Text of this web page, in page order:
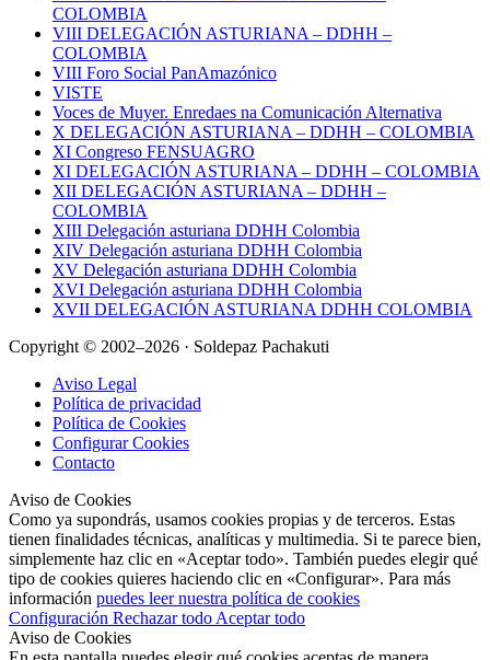
COLOMBIA
VIII DELEGACIÓN ASTURIANA – DDHH –
COLOMBIA
VIII Foro Social PanAmazónico
VISTE
Voces de Muyer. Enredaes na Comunicación Alternativa
X DELEGACIÓN ASTURIANA – DDHH – COLOMBIA
XI Congreso FENSUAGRO
XI DELEGACIÓN ASTURIANA – DDHH – COLOMBIA
XII DELEGACIÓN ASTURIANA – DDHH –
COLOMBIA
XIII Delegación asturiana DDHH Colombia
XIV Delegación asturiana DDHH Colombia
XV Delegación asturiana DDHH Colombia
XVI Delegación asturiana DDHH Colombia
XVII DELEGACIÓN ASTURIANA DDHH COLOMBIA
Copyright © 2002–2026 · Soldepaz Pachakuti
Aviso Legal
Política de privacidad
Política de Cookies
Configurar Cookies
Contacto
Aviso de Cookies
Como ya supondrás, usamos cookies propias y de terceros. Estas
tienen finalidades técnicas, analíticas y multimedia. Si te parece bien,
simplemente haz clic en «Aceptar todo». También puedes elegir qué
tipo de cookies quieres haciendo clic en «Configurar». Para más
información puedes leer nuestra política de cookies
Configuración Rechazar todo Aceptar todo
Aviso de Cookies